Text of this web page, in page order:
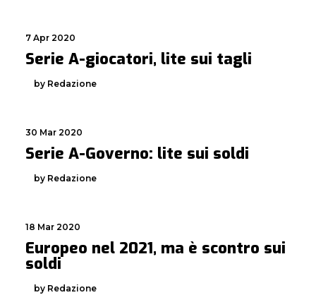
7 Apr 2020
Serie A-giocatori, lite sui tagli
by Redazione
30 Mar 2020
Serie A-Governo: lite sui soldi
by Redazione
18 Mar 2020
Europeo nel 2021, ma è scontro sui
soldi
by Redazione